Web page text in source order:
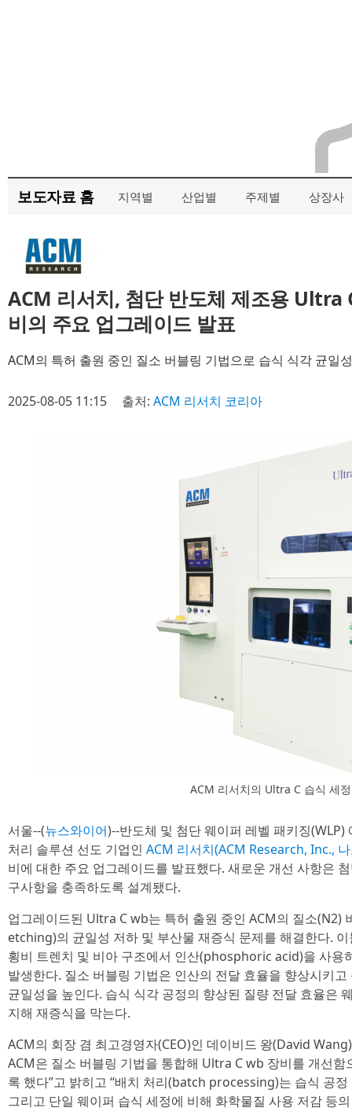
보도자료 홈 지역별 산업별 주제별 상장사
ACM 리서치, 첨단 반도체 제조용 Ultra
비의 주요 업그레이드 발표
ACM의 특허 출원 중인 질소 버블링 기법으로 습식 식각 균일
2025-08-05 11:15 출처: ACM 리서치 코리아
ACM 리서치의 Ultra C 습식 세
서울--(뉴스와이어)--반도체 및 첨단 웨이퍼 레벨 패키징
처리 솔루션 선도 기업인 ACM 리서치(ACM Research, Inc.,
비에 대한 주요 업그레이드를 발표했다. 새로운 개선 사항은
구사항을 충족하도록 설계됐다.
업그레이드된 Ultra C wb는 특허 출원 중인 ACM의 질소(N2)
etching)의 균일성 저하 및 부산물 재증식 문제를 해결한다.
횡비 트렌치 및 비아 구조에서 인산(phosphoric acid)을 사용
발생한다. 질소 버블링 기법은 인산의 전달 효율을 향상시키
균일성을 높인다. 습식 식각 공정의 향상된 질량 전달 효율은
지해 재증식을 막는다.
ACM의 회장 겸 최고경영자(CEO)인 데이비드 왕(David
ACM은 질소 버블링 기법을 통합해 Ultra C wb 장비를 개선
록 했다”고 밝히고 “배치 처리(batch processing)는 습식 공
그리고 단일 웨이퍼 습식 세정에 비해 화학물질 사용 저감 등